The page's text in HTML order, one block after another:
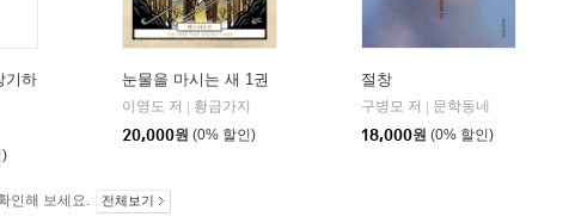
기하
)
눈물을 마시는 새 1권
이영도 저
황금가지
20,000원 (0% 할인)
절창
구병모 저
문학동네
18,000원 (0% 할인)
인해 보세요. 전체보기